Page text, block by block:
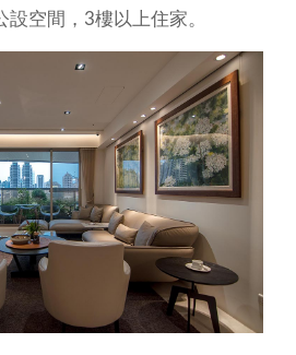
空間，3樓以上住家。